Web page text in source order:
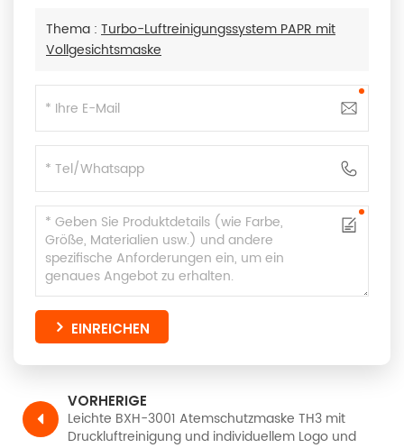
Thema : Turbo-Luftreinigungssystem PAPR mit
Vollgesichtsmaske
EINREICHEN
VORHERIGE
Leichte BXH-3001 Atemschutzmaske TH3 mit
Druckluftreinigung und individuellem Logo und